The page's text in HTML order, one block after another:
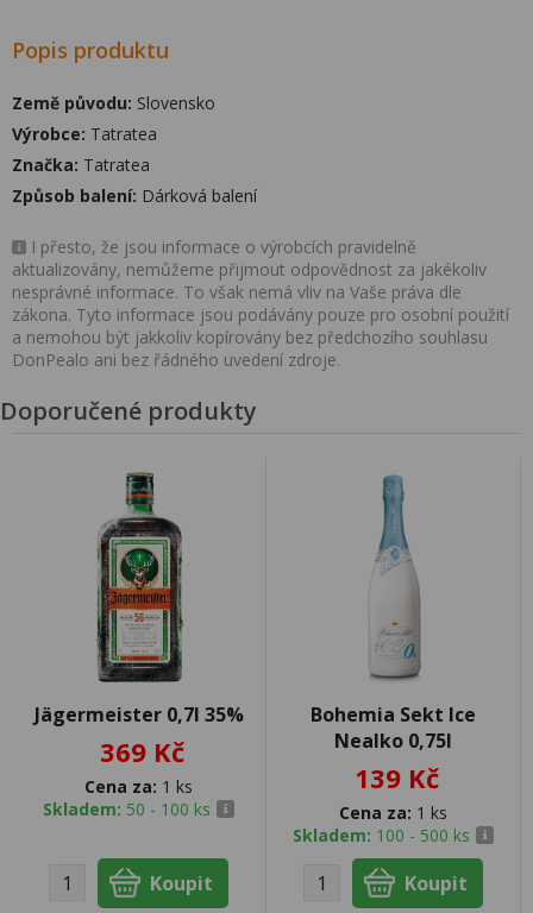
Popis produktu
Země původu: Slovensko
Výrobce: Tatratea
Značka: Tatratea
Způsob balení: Dárková balení
I přesto, že jsou informace o výrobcích pravidelně
aktualizovány, nemůžeme přijmout odpovědnost za jakékoliv
nesprávné informace. To však nemá vliv na Vaše práva dle
zákona. Tyto informace jsou podávány pouze pro osobní použití
a nemohou být jakkoliv kopírovány bez předchozího souhlasu
DonPealo ani bez řádného uvedení zdroje.
Doporučené produkty
Jägermeister 0,7l 35%
369 Kč
Cena za: 1 ks
Skladem: 50 - 100 ks
Bohemia Sekt Ice
Nealko 0,75l
139 Kč
Cena za: 1 ks
Skladem: 100 - 500 ks